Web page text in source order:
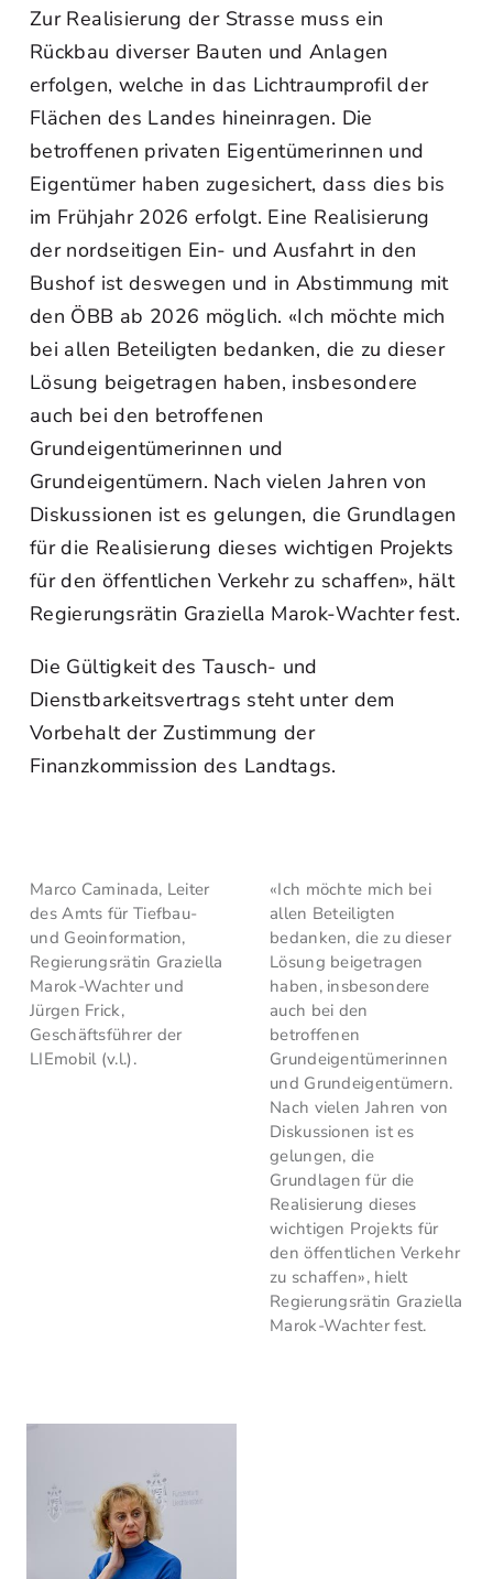
Zur Realisierung der Strasse muss ein
Rückbau diverser Bauten und Anlagen
erfolgen, welche in das Lichtraumprofil der
Flächen des Landes hineinragen. Die
betroffenen privaten Eigentümerinnen und
Eigentümer haben zugesichert, dass dies bis
im Frühjahr 2026 erfolgt. Eine Realisierung
der nordseitigen Ein- und Ausfahrt in den
Bushof ist deswegen und in Abstimmung mit
den ÖBB ab 2026 möglich. «Ich möchte mich
bei allen Beteiligten bedanken, die zu dieser
Lösung beigetragen haben, insbesondere
auch bei den betroffenen
Grundeigentümerinnen und
Grundeigentümern. Nach vielen Jahren von
Diskussionen ist es gelungen, die Grundlagen
für die Realisierung dieses wichtigen Projekts
für den öffentlichen Verkehr zu schaffen», hält
Regierungsrätin Graziella Marok-Wachter fest.
Die Gültigkeit des Tausch- und
Dienstbarkeitsvertrags steht unter dem
Vorbehalt der Zustimmung der
Finanzkommission des Landtags.
Marco Caminada, Leiter
des Amts für Tiefbau-
und Geoinformation,
Regierungsrätin Graziella
Marok-Wachter und
Jürgen Frick,
Geschäftsführer der
LIEmobil (v.l.).
«Ich möchte mich bei
allen Beteiligten
bedanken, die zu dieser
Lösung beigetragen
haben, insbesondere
auch bei den
betroffenen
Grundeigentümerinnen
und Grundeigentümern.
Nach vielen Jahren von
Diskussionen ist es
gelungen, die
Grundlagen für die
Realisierung dieses
wichtigen Projekts für
den öffentlichen Verkehr
zu schaffen», hielt
Regierungsrätin Graziella
Marok-Wachter fest.